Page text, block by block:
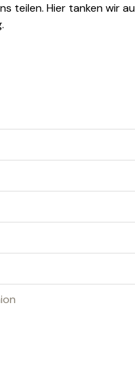
teilen. Hier tanken wir